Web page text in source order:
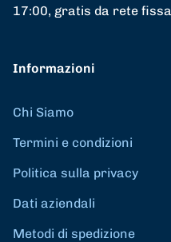
17:00, gratis da rete fissa
Informazioni
Chi Siamo
Termini e condizioni
Politica sulla privacy
Dati aziendali
Metodi di spedizione